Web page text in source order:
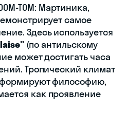
TOM: Мартиника,
самое
Здесь используется
(по антильскому
может достигать часа
Тропический климат
формируют философию,
как проявление